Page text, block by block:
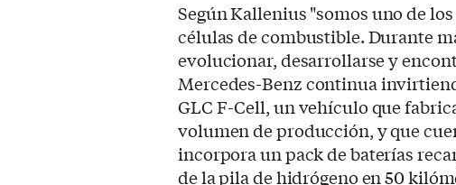
Según Kallenius "somos uno de
células de combustible. Durante
evolucionar, desarrollarse y
Mercedes-Benz continua
GLC F-Cell, un vehículo que
volumen de producción, y que
incorpora un pack de baterías
de la pila de hidrógeno en 50